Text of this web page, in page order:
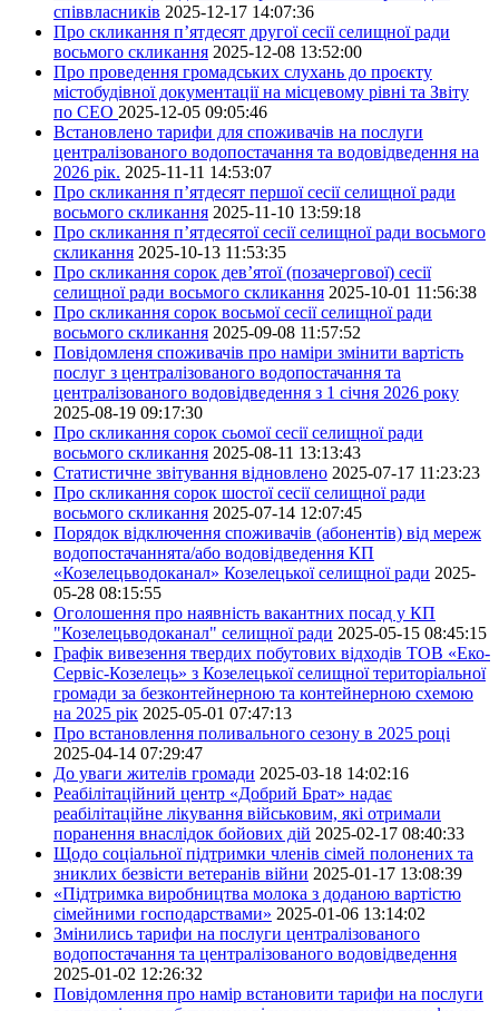
співвласників 2025-12-17 14:07:36
Про скликання п’ятдесят другої сесії селищної ради
восьмого скликання 2025-12-08 13:52:00
Про проведення громадських слухань до проєкту
містобудівної документації на місцевому рівні та Звіту
по СЕО 2025-12-05 09:05:46
Встановлено тарифи для споживачів на послуги
централізованого водопостачання та водовідведення на
2026 рік. 2025-11-11 14:53:07
Про скликання п’ятдесят першої сесії селищної ради
восьмого скликання 2025-11-10 13:59:18
Про скликання п’ятдесятої сесії селищної ради восьмого
скликання 2025-10-13 11:53:35
Про скликання сорок дев’ятої (позачергової) сесії
селищної ради восьмого скликання 2025-10-01 11:56:38
Про скликання сорок восьмої сесії селищної ради
восьмого скликання 2025-09-08 11:57:52
Повідомленя споживачів про наміри змінити вартість
послуг з централізованого водопостачання та
централізованого водовідведення з 1 січня 2026 року
2025-08-19 09:17:30
Про скликання сорок сьомої сесії селищної ради
восьмого скликання 2025-08-11 13:13:43
Статистичне звітування відновлено 2025-07-17 11:23:23
Про скликання сорок шостої сесії селищної ради
восьмого скликання 2025-07-14 12:07:45
Порядок відключення споживачів (абонентів) від мереж
водопостачаннята/або водовідведення КП
«Козелецьводоканал» Козелецької селищної ради 2025-
05-28 08:15:55
Оголошення про наявність вакантних посад у КП
"Козелецьводоканал" селищної ради 2025-05-15 08:45:15
Графік вивезення твердих побутових відходів ТОВ «Еко-
Сервіс-Козелець» з Козелецької селищної територіальної
громади за безконтейнерною та контейнерною схемою
на 2025 рік 2025-05-01 07:47:13
Про встановлення поливального сезону в 2025 році
2025-04-14 07:29:47
До уваги жителів громади 2025-03-18 14:02:16
Реабілітаційний центр «Добрий Брат» надає
реабілітаційне лікування військовим, які отримали
поранення внаслідок бойових дій 2025-02-17 08:40:33
Щодо соціальної підтримки членів сімей полонених та
зниклих безвісти ветеранів війни 2025-01-17 13:08:39
«Підтримка виробництва молока з доданою вартістю
сімейними господарствами» 2025-01-06 13:14:02
Змінились тарифи на послуги централізованого
водопостачання та централізованого водовідведення
2025-01-02 12:26:32
Повідомлення про намір встановити тарифи на послуги